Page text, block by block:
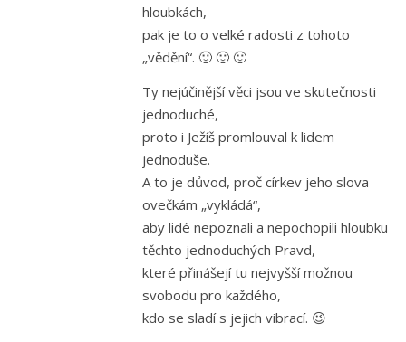
hloubkách,
pak je to o velké radosti z tohoto
„vědění“. 🙂 🙂 🙂
Ty nejúčinější věci jsou ve skutečnosti
jednoduché,
proto i Ježíš promlouval k lidem
jednoduše.
A to je důvod, proč církev jeho slova
ovečkám „vykládá“,
aby lidé nepoznali a nepochopili hloubku
těchto jednoduchých Pravd,
které přinášejí tu nejvyšší možnou
svobodu pro každého,
kdo se sladí s jejich vibrací. 😉